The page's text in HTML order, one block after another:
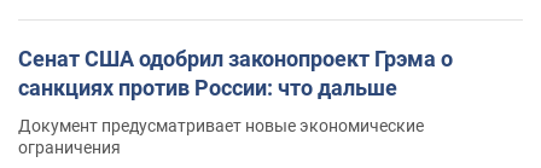
Сенат США одобрил законопроект Грэма о
санкциях против России: что дальше
Документ предусматривает новые экономические
ограничения